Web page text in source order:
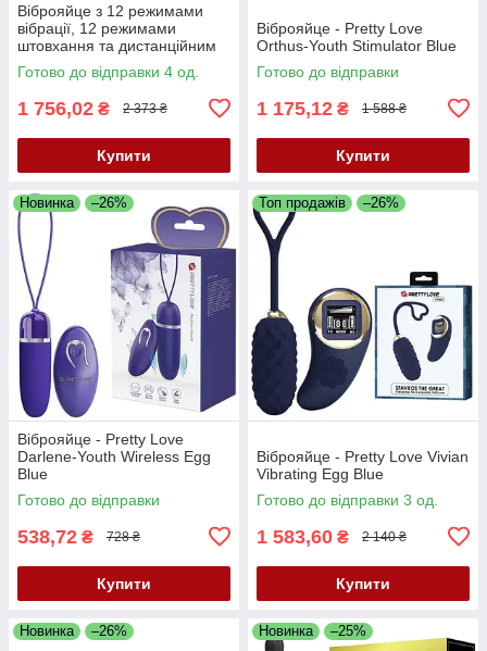
Віброяйце з 12 режимами
вібрації, 12 режимами
штовхання та дистанційним
керуванням Pretty Love
Callieri Purple
Готово до відправки 4 од.
1 756,02 ₴ 2 373 ₴
Купити
Віброяйце - Pretty Love
Orthus-Youth Stimulator Blue
Готово до відправки
1 175,12 ₴ 1 588 ₴
Купити
Новинка –26%
Віброяйце - Pretty Love
Darlene-Youth Wireless Egg
Blue
Готово до відправки
538,72 ₴ 728 ₴
Купити
Топ продажів –26%
Віброяйце - Pretty Love Vivian
Vibrating Egg Blue
Готово до відправки 3 од.
1 583,60 ₴ 2 140 ₴
Купити
Новинка –26% Новинка –25%